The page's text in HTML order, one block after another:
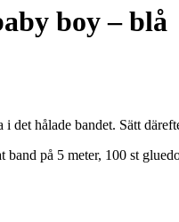
boy – blå
det hålade bandet. Sätt
band på 5 meter, 100 st